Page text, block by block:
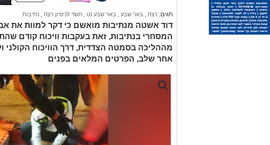
תגים: רצח באר שבע באר שבע נט חשד לניסיון רצח נתיבות
דוד אשטה מנתיבות מואשם כי דקר למוות את
המסחרי בנתיבות, זאת בעקבות וויכוח קודם
מההליכה בסמטה הצדדית, דרך הוויכוח
אחר שלב, הפרטים המלאים בפנים